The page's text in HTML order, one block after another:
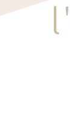
l '